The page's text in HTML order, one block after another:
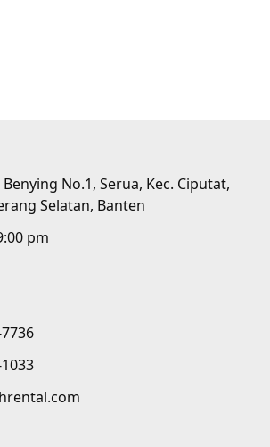
No.1, Serua, Kec. Ciputat,
Selatan, Banten
pm